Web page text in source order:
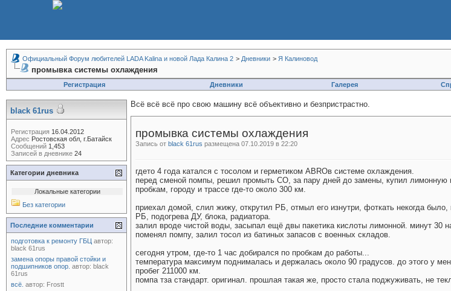
Официальный Форум любителей LADA Kalina и новой Лада Калина 2 > Дневники > Я Калиновод
промывка системы охлаждения
Регистрация
Дневники Галерея
Всё всё всё про свою машину всё объективно и безпристрастно.
промывка системы охлаждения
Запись от black 61rus размещена 07.10.2019 в 22:20
гдето 4 года катался с тосолом и герметиком ABROв системе охлаждения.
перед сменой помпы, решил промыть СО, за пару дней до замены, купил лимонную
пробкам, городу и трассе где-то около 300 км.
приехал домой, слил жижу, открутил РБ, отмыл его изнутри, фоткать некогда
РБ, подогрева ДУ, блока, радиатора.
залил вроде чистой воды, засыпал ещё двы пакетика кислоты лимонной. минут 30
поменял помпу, залил тосол из батиных запасов с военных складов.
сегодня утром, где-то 1 час добирался по пробкам до работы...
температура максимум поднималась и держалась около 90 градусов. до этого у
пробег 211000 км.
помпа тза стандарт. оригинал. прошлая такая же, просто стала поджуживать, не
black 61rus
Регистрация 16.04.2012
Адрес Ростовская обл, г.Батайск
Сообщений 1,453
Записей в дневнике 24
Категории дневника
Локальные категории
Без категории
Последние комментарии
подготовка к ремонту ГБЦ автор:
black 61rus
замена опоры правой стойки и
подшипников опор. автор: black
61rus
всё. автор: Frostt